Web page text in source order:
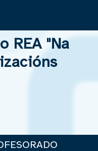
navegación
en tódalas páxinas
REA "Na